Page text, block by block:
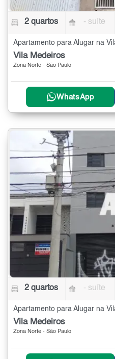
2 quartos - suíte
Vila Medeiros
Zona Norte - São Paulo
WhatsApp
2 quartos - suíte
Vila Medeiros
Zona Norte - São Paulo